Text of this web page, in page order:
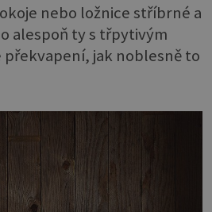
nebo ložnice stříbrné a
alespoň ty s třpytivým
jak noblesně to